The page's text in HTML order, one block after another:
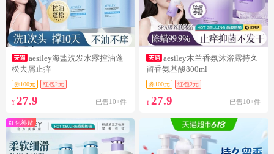
aesiley海盐洗发水露控油蓬
松去屑止痒
券100元 红包2元
¥ 27.9 已售10+件
aesiley木兰香氛沐浴露持久
留香氨基酸800ml
券100元 红包2元
¥27.9 已售10+件
红包补贴